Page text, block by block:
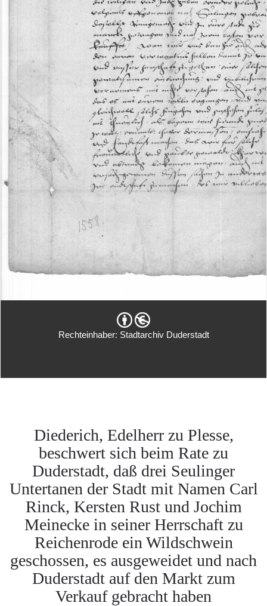
Rechteinhaber: Stadtarchiv Duderstadt
Diederich, Edelherr zu Plesse,
beschwert sich beim Rate zu
Duderstadt, daß drei Seulinger
Untertanen der Stadt mit Namen Carl
Rinck, Kersten Rust und Jochim
Meinecke in seiner Herrschaft zu
Reichenrode ein Wildschwein
geschossen, es ausgeweidet und nach
Duderstadt auf den Markt zum
Verkauf gebracht haben